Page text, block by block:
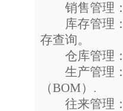
销售管理：
库存管理：
存查询。
仓库管理：
生产管理：
（BOM）.
往来管理：